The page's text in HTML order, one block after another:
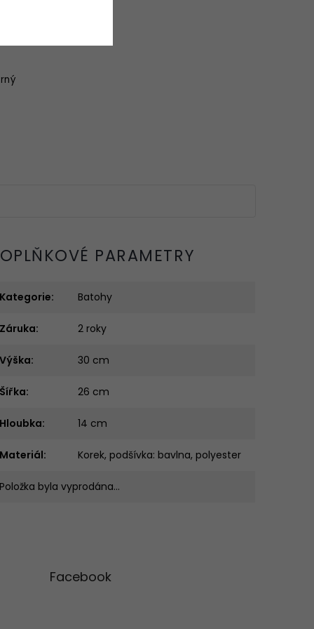
PARAMETRY
Kategorie: Batohy
Záruka: 2 roky
Výška: 30 cm
Šířka: 26 cm
Hloubka: 14 cm
Materiál: Korek, podšívka: bavlna, polyester
Položka byla vyprodána…
Facebook